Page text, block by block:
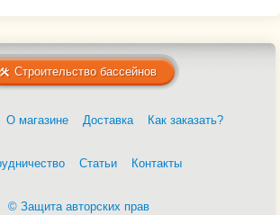
Строительство бассейнов
О магазине Доставка Как заказать?
Статьи Контакты
© Защита авторских прав